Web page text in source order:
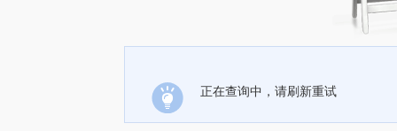
正在查询中，请刷新重试